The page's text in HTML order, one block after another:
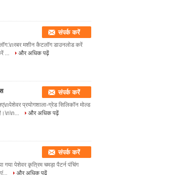
संपर्क करें
मशीन कैटलॉग डाउनलोड करें
...
और अधिक पढ़ें
संपर्क करें
प्रयोगशाला-ग्रेड सिलिकॉन मोल्ड
और अधिक पढ़ें
संपर्क करें
गया पेशेवर कृत्रिम चमड़ा पैटर्न पंचिंग
और अधिक पढ़ें